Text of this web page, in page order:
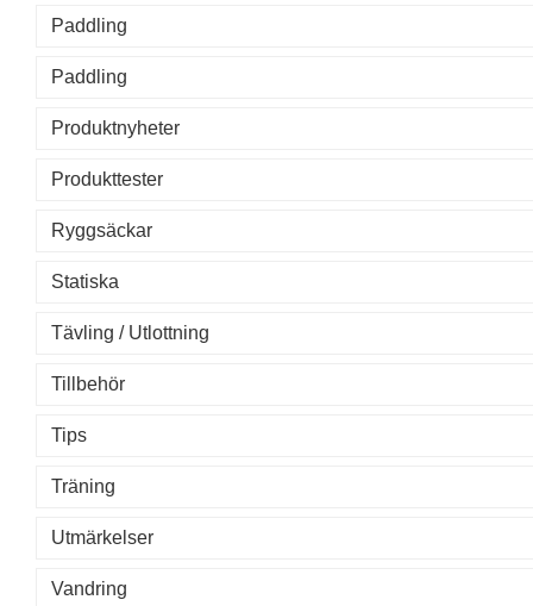
Paddling
Paddling
Produktnyheter
Produkttester
Ryggsäckar
Statiska
Tävling / Utlottning
Tillbehör
Tips
Träning
Utmärkelser
Vandring